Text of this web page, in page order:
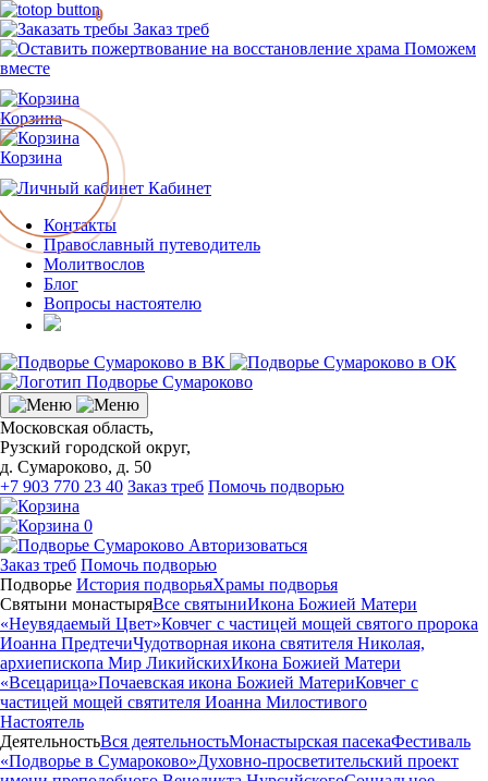
Заказ треб
Поможем
вместе
Корзина
Корзина
0
Кабинет
Контакты
Православный путеводитель
Молитвослов
Блог
Вопросы настоятелю
Московская область,
Рузский городской округ,
д. Сумароково, д. 50
+7 903 770 23 40 Заказ треб Помочь подворью
0
Авторизоваться
Заказ треб Помочь подворью
Подворье История подворьяХрамы подворья
Святыни монастыряВсе святыниИкона Божией Матери
«Неувядаемый Цвет»Ковчег с частицей мощей святого пророка
Иоанна ПредтечиЧудотворная икона святителя Николая,
архиепископа Мир ЛикийскихИкона Божией Матери
«Всецарица»Почаевская икона Божией МатериКовчег с
частицей мощей святителя Иоанна Милостивого
Настоятель
ДеятельностьВся деятельностьМонастырская пасекаФестиваль
«Подворье в Сумароково»Духовно-просветительский проект